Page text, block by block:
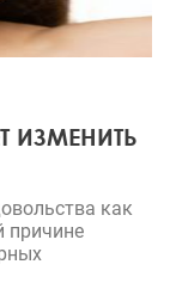
как
причине